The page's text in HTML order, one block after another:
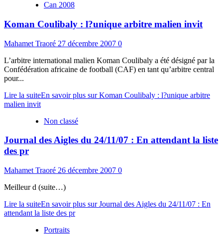
Can 2008
Koman Coulibaly : l?unique arbitre malien invit
Mahamet Traoré 27 décembre 2007 0
L’arbitre international malien Koman Coulibaly a été désigné par la
Confédération africaine de football (CAF) en tant qu’arbitre central
pour...
Lire la suiteEn savoir plus sur Koman Coulibaly : l?unique arbitre
malien invit
Non classé
Journal des Aigles du 24/11/07 : En attendant la liste
des pr
Mahamet Traoré 26 décembre 2007 0
Meilleur d (suite…)
Lire la suiteEn savoir plus sur Journal des Aigles du 24/11/07 : En
attendant la liste des pr
Portraits